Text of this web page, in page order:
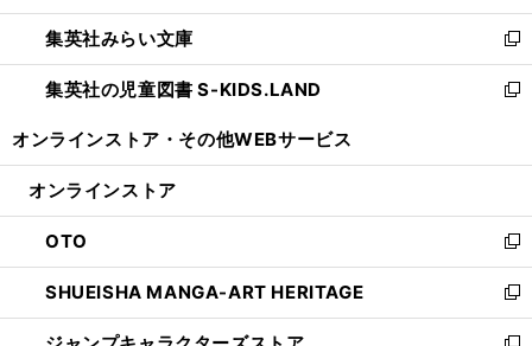
開
く
ウ
で
開
く
ン
ド
ウ
で
ウ
ィ
ン
ド
開
集英社みらい文庫
新
し
い
ン
ウ
で
開
く
集英社の児童図書 S-KIDS.LAND
新
ウ
ン
ド
ウ
で
開
オンラインストア・ その他WEBサービス
オンラインストア
OTO
新
し
い
ウ
SHUEISHA MANGA-ART HERITAGE
新
し